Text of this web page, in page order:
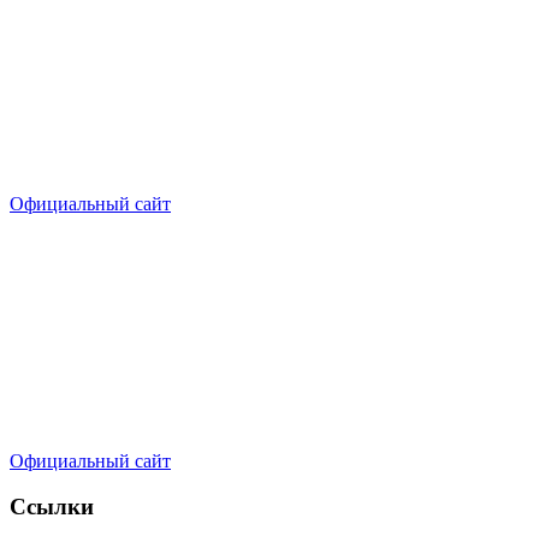
Официальный сайт
Официальный сайт
Ссылки